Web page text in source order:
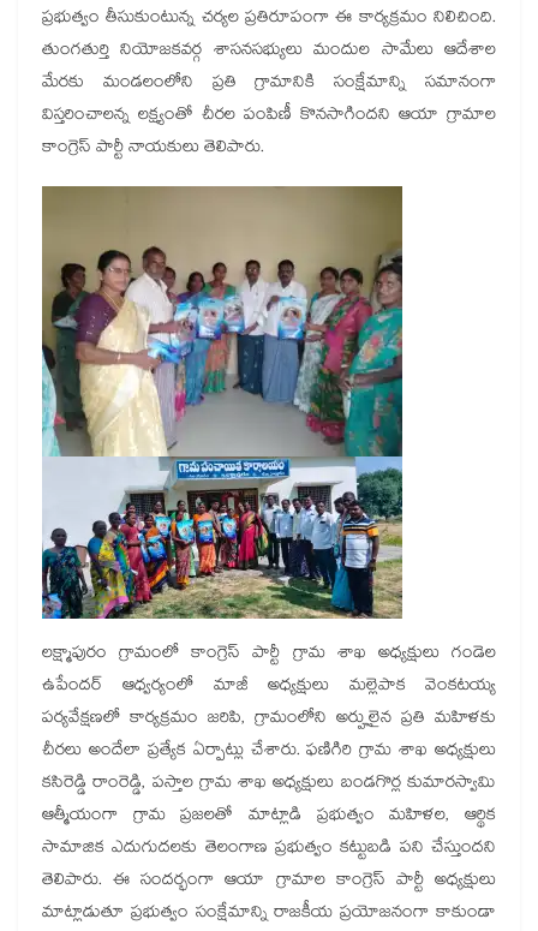
ప్రభుత్వం తీసుకుంటున్న చర్యల ప్రతిరూపంగా ఈ కార్యక్రమం నిలిచింది.
తుంగతుర్తి నియోజకవర్గ శాసనసభ్యులు మందుల సామేలు ఆదేశాల
మేరకు మండలంలోని ప్రతి గ్రామానికి సంక్షేమాన్ని సమానంగా
విస్తరించాలన్న లక్ష్యంతో చీరల పంపిణీ కొనసాగిందని ఆయా గ్రామాల
కాంగ్రెస్ పార్టీ నాయకులు తెలిపారు.
లక్ష్మాపురం గ్రామంలో కాంగ్రెస్ పార్టీ గ్రామ శాఖ అధ్యక్షులు గండెల
ఉపేందర్ ఆధ్వర్యంలో మాజీ అధ్యక్షులు మల్లెపాక వెంకటయ్య
పర్యవేక్షణలో కార్యక్రమం జరిపి, గ్రామంలోని అర్హులైన ప్రతి మహిళకు
చీరలు అందేలా ప్రత్యేక ఏర్పాట్లు చేశారు. ఫణిగిరి గ్రామ శాఖ అధ్యక్షులు
కసిరెడ్డి రాంరెడ్డి, పస్తాల గ్రామ శాఖ అధ్యక్షులు బండగొర్ల కుమారస్వామి
ఆత్మీయంగా గ్రామ ప్రజలతో మాట్లాడి ప్రభుత్వం మహిళల, ఆర్థిక
సామాజిక ఎదుగుదలకు తెలంగాణ ప్రభుత్వం కట్టుబడి పని చేస్తుందని
తెలిపారు. ఈ సందర్భంగా ఆయా గ్రామాల కాంగ్రెస్ పార్టీ అధ్యక్షులు
మాట్లాడుతూ ప్రభుత్వం సంక్షేమాన్ని రాజకీయ ప్రయోజనంగా కాకుండా